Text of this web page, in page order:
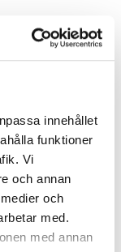
innehållet
funktioner
Vi
och annan
och
med.
med annan